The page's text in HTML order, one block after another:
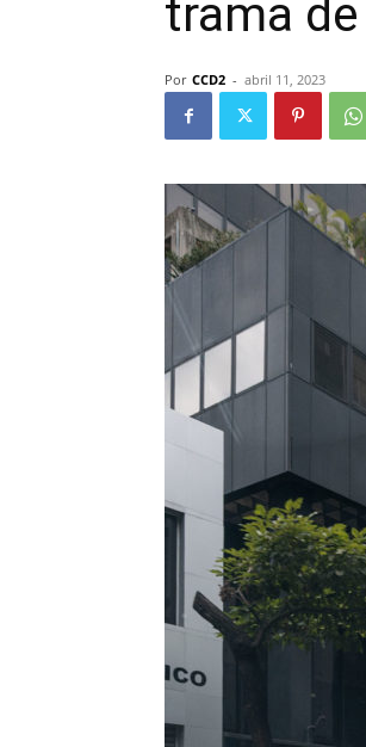
trama
Por CCD2 - abril 11, 2023